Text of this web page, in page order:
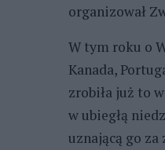
organizował
W tym roku o
Kanada,
zrobiła już to
w ubiegłą
uznającą go